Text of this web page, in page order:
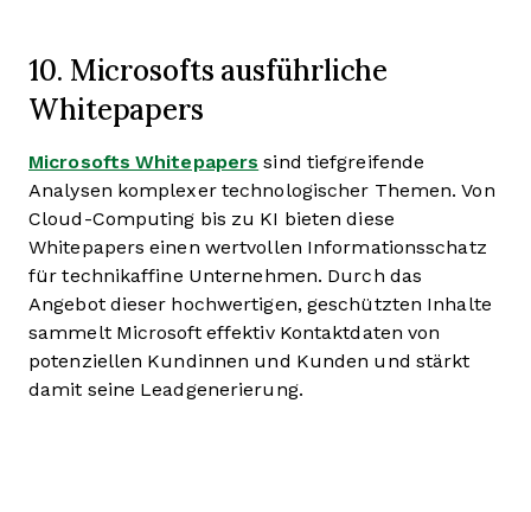
10. Microsofts ausführliche
Whitepapers
Microsofts Whitepapers sind tiefgreifende
Analysen komplexer technologischer Themen. Von
Cloud-Computing bis zu KI bieten diese
Whitepapers einen wertvollen Informationsschatz
für technikaffine Unternehmen. Durch das
Angebot dieser hochwertigen, geschützten Inhalte
sammelt Microsoft effektiv Kontaktdaten von
potenziellen Kundinnen und Kunden und stärkt
damit seine Leadgenerierung.